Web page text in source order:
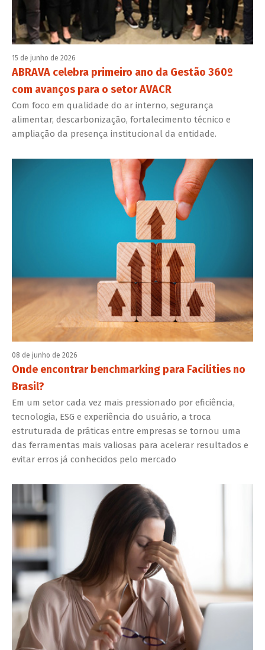
15 de junho de 2026
ABRAVA celebra primeiro ano da Gestão 360º
com avanços para o setor AVACR
Com foco em qualidade do ar interno, segurança
alimentar, descarbonização, fortalecimento técnico e
ampliação da presença institucional da entidade.
08 de junho de 2026
Onde encontrar benchmarking para Facilities no
Brasil?
Em um setor cada vez mais pressionado por eficiência,
tecnologia, ESG e experiência do usuário, a troca
estruturada de práticas entre empresas se tornou uma
das ferramentas mais valiosas para acelerar resultados e
evitar erros já conhecidos pelo mercado